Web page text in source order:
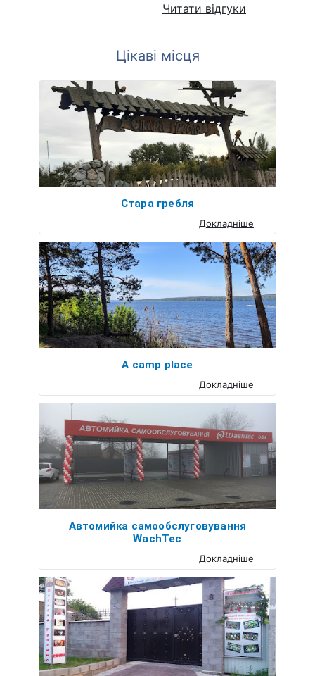
Читати відгуки
Цікаві місця
Стара гребля
Докладніше
A camp place
Докладніше
Автомийка самообслуговування
WachTec
Докладніше